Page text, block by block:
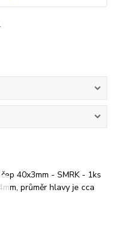
40x3mm - SMRK - 1ks
průměr hlavy je cca